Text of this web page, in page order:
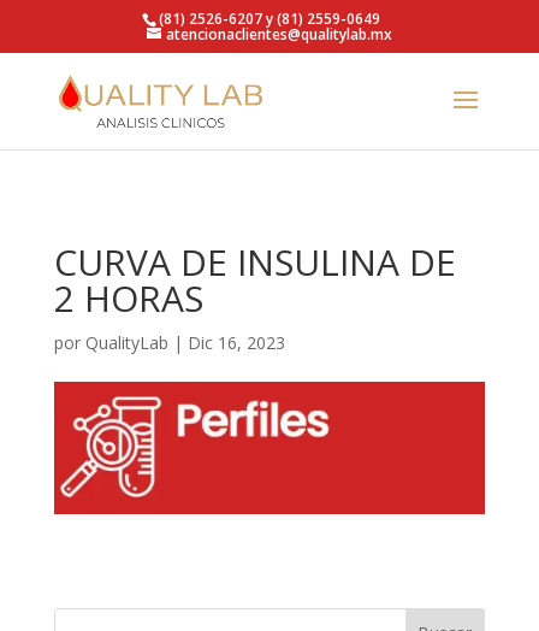
https://qualitylab.mx/(81) 2526-6207 y (81) 2559-0649
atencionaclientes@qualitylab.mx
CURVA DE INSULINA DE
2 HORAS
por QualityLab | Dic 16, 2023